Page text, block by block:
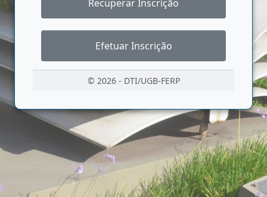
Recuperar Inscrição
Efetuar Inscrição
© 2026 - DTI/UGB-FERP